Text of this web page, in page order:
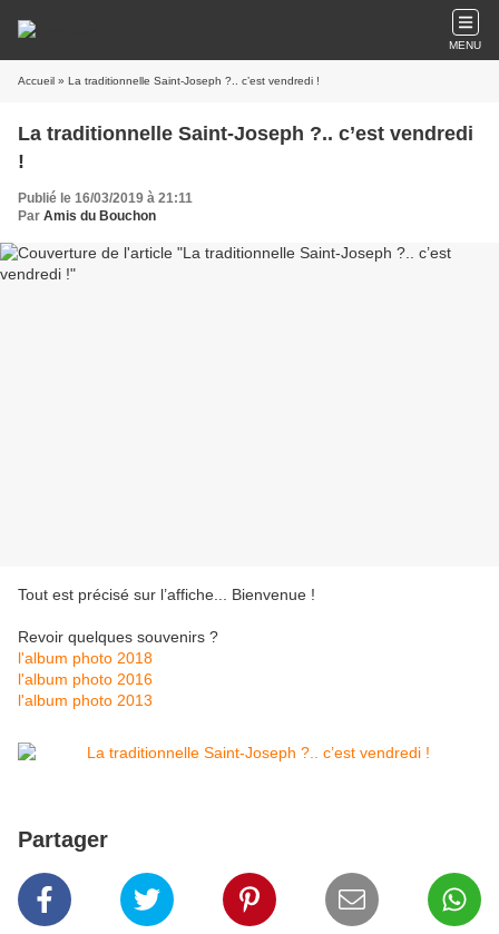
MENU
Accueil » La traditionnelle Saint-Joseph ?.. c’est vendredi !
La traditionnelle Saint-Joseph ?.. c’est vendredi
!
Publié le 16/03/2019 à 21:11
Par Amis du Bouchon
Tout est précisé sur l’affiche... Bienvenue !
Revoir quelques souvenirs ?
l'album photo 2018
l'album photo 2016
l'album photo 2013
Partager